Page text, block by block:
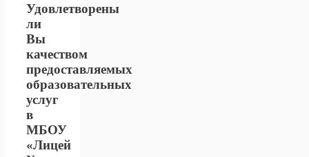
Удовлетворены
ли
Вы
качеством
предоставляемых
образовательных
услуг
в
МБОУ
«Лицей